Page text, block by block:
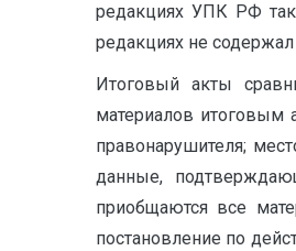
редакциях УПК РФ
редакциях не
Итоговый акты
материалов итоговым
правонарушителя;
данные,
приобщаются все
постановление по